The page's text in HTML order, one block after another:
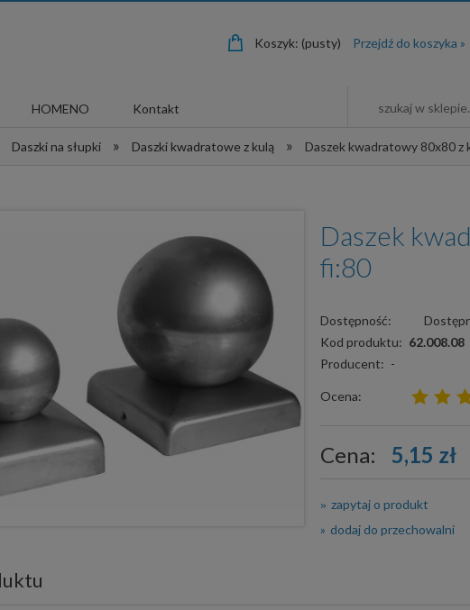
Koszyk: (pusty)
HOMENO Kontakt
Daszki na słupki » Daszki kwadratowe z kulą » Daszek kwadratowy 80x80 z
Daszek
fi:80
Dostępność:
Kod produktu: 62.008.08
Producent: -
Ocena:
Cena: 5,15 zł
zapytaj o produkt
dodaj do przechowalni